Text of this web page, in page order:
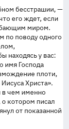
бесстрашии, —
его ждет, если
миром.
по поводу одного
находясь у вас:
имя Господа
плоти,
Христа».
в чем именно
котором писал
от показанной